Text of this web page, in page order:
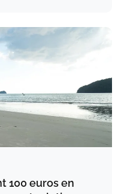
100 euros en